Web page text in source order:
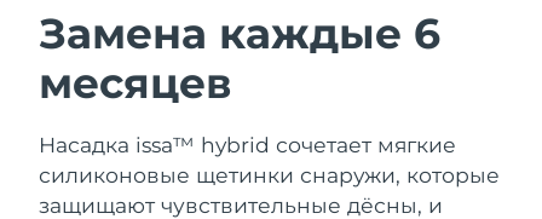
Замена каждые 6
месяцев
Насадка issa™ hybrid сочетает мягкие
силиконовые щетинки снаружи, которые
защищают чувствительные дёсны, и